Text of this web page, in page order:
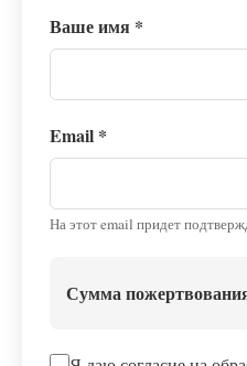
Ваше имя *
Email *
На этот email придет
Сумма